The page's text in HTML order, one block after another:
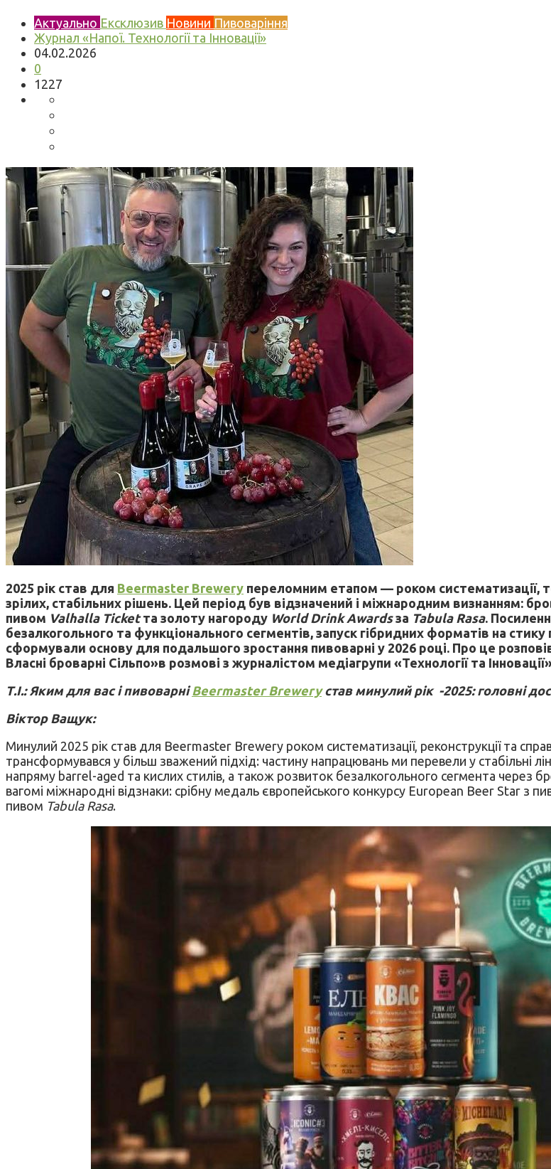
Актуально Ексклюзив Новини Пивоваріння
Журнал «Напої. Технології та Інновації»
04.02.2026
0
1227
2025 рік став для Beermaster Brewery переломним етапом — роком систематизації,
зрілих, стабільних рішень. Цей період був відзначений і міжнародним визнанням:
пивом Valhalla Ticketта золоту нагороду World Drink Awardsза Tabula Rasa.
безалкогольного та функціонального сегментів, запуск гібридних форматів на
сформували основу для подальшого зростання пивоварні у 2026 році. Про це
Власні броварні Сільпо»в розмові з журналістом медіагрупи «Технології та
Т.І.: Яким для вас і пивоварніBeermaster Breweryстав минулий рік -2025: головні
Віктор Ващук:
Минулий 2025 рік став для Beermaster Brewery роком систематизації, реконструкції та
трансформувався у більш зважений підхід: частину напрацювань ми перевели у стабільні
напряму barrel-aged та кислих стилів, а також розвиток безалкогольного сегмента
вагомі міжнародні відзнаки: срібну медаль європейського конкурсу European Beer Star з
пивом Tabula Rasa.